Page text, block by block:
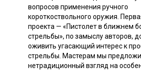
вопросов применения ручного
короткоствольного оружия.
проекта — «Пистолет в ближнем
стрельбы», по замыслу авторов,
оживить угасающий интерес к
стрельбы. Мастерам мы
нетрадиционный взгляд на